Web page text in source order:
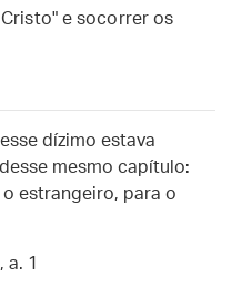
e socorrer os
dízimo estava
mesmo capítulo:
estrangeiro, para o
a. 1